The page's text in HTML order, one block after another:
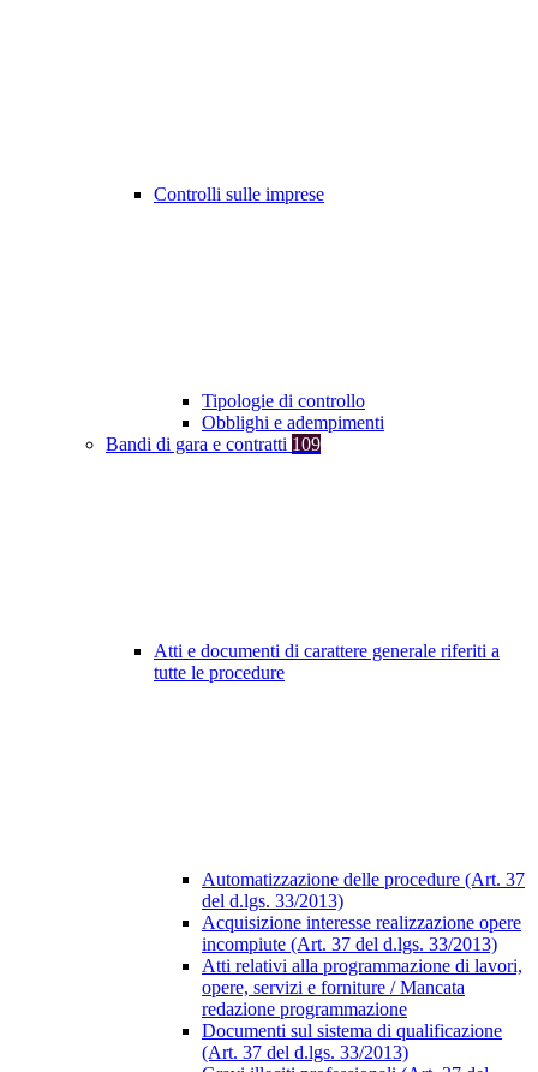
Controlli sulle imprese
Tipologie di controllo
Obblighi e adempimenti
Bandi di gara e contratti 109
Atti e documenti di carattere generale riferiti a
tutte le procedure
Automatizzazione delle procedure (Art. 37
del d.lgs. 33/2013)
Acquisizione interesse realizzazione opere
incompiute (Art. 37 del d.lgs. 33/2013)
Atti relativi alla programmazione di lavori,
opere, servizi e forniture / Mancata
redazione programmazione
Documenti sul sistema di qualificazione
(Art. 37 del d.lgs. 33/2013)